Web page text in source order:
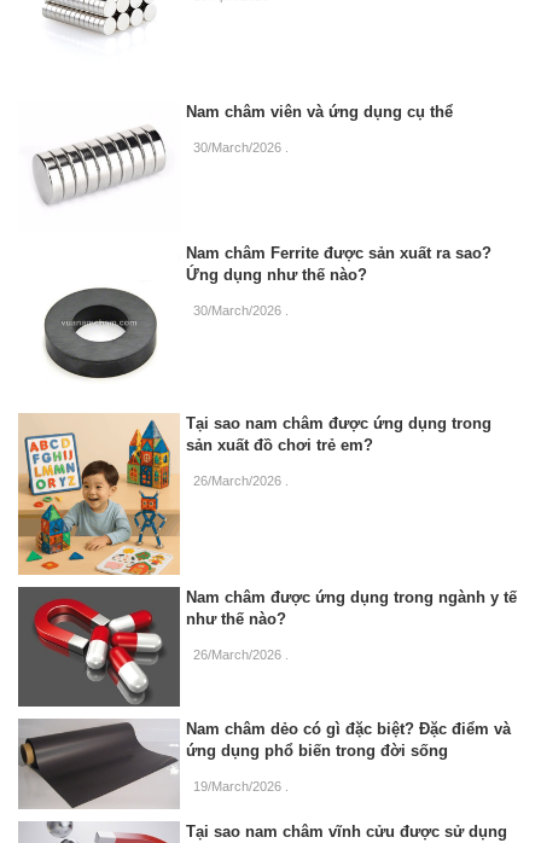
Nam châm viên và ứng dụng cụ thể
30/March/2026
Nam châm Ferrite được sản xuất ra sao?
Ứng dụng như thế nào?
30/March/2026
Tại sao nam châm được ứng dụng trong
sản xuất đồ chơi trẻ em?
26/March/2026
Nam châm được ứng dụng trong ngành y tế
như thế nào?
26/March/2026 .
Nam châm dẻo có gì đặc biệt? Đặc điểm và
ứng dụng phổ biến trong đời sống
19/March/2026 .
Tại sao nam châm vĩnh cửu được sử dụng